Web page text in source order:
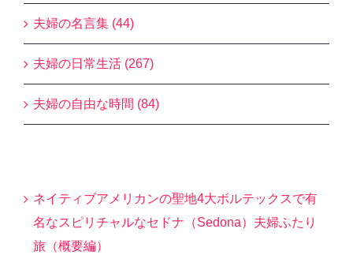
夫婦の名言集 (44)
夫婦の日常生活 (267)
夫婦の自由な時間 (84)
ネイティブアメリカンの聖地4大ボルテックスで有
名なスピリチャルなセドナ（Sedona）夫婦ふたり
旅（概要編）